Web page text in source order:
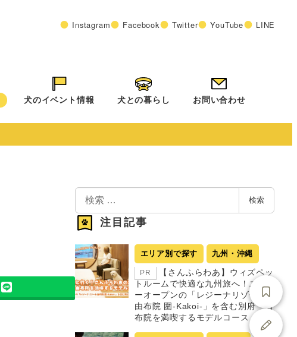
Instagram Facebook Twitter YouTube LINE
犬のイベント情報 犬との暮らし お問い合わせ
検
索
検索
注目記事
エリア別で探す 九州・沖縄
PR
【さんふらわあ】ウィズペッ
トルームで快適な九州旅へ！ニュ
ーオープンの「レジーナリゾート
由布院 圍-Kakoi-」を含む別府・由
布院を満喫するモデルコース